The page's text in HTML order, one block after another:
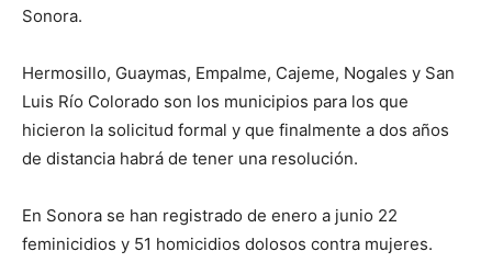
Sonora.
Hermosillo, Guaymas, Empalme, Cajeme, Nogales y San
Luis Río Colorado son los municipios para los que
hicieron la solicitud formal y que finalmente a dos años
de distancia habrá de tener una resolución.
En Sonora se han registrado de enero a junio 22
feminicidios y 51 homicidios dolosos contra mujeres.